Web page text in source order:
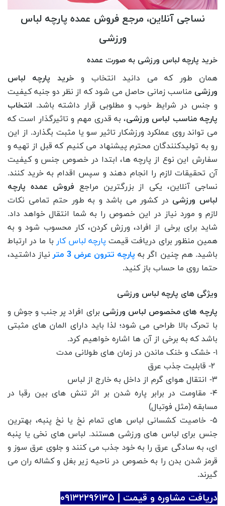
نساجی آنلاین، مرجع فروش عمده پارچه لباس
ورزشی
خرید پارچه لباس ورزشی به صورت عمده
همان طور که می دانید انتخاب و خرید پارچه لباس
ورزشی مناسب زمانی حاصل می شود که از نظر دو جنبه کیفیت
و جنس در شرایط خوب و مطلوبی قرار داشته باشد. انتخاب
پارچه مناسب لباس ورزشی، به قدری مهم و تاثیرگذار است که
می تواند روی عملکرد ورزشکار تاثیر سو یا مثبت بگذارد. از این
رو به تولیدکنندگان محترم پیشنهاد می کنیم که قبل از تهیه و
سفارش این نوع از پارچه ها، ابتدا در خصوص جنس و کیفیت
آن تحقیقات لازم را انجام دهند و سپس اقدام به خرید کنند.
نساجی آنلاین، یکی از بزرگترین مراجع فروش عمده پارچه
لباس ورزشی در کشور می باشد و به طور حتم تمامی نکات
لازم و مورد نیاز در این خصوص را به شما انتقال خواهد داد.
شاید برای برخی از افراد، ورزش کردن، کار محسوب شود و به
همین منظور برای دریافت قیمت پارچه لباس کار با ما در ارتباط
باشید. هم چنین اگر به پارچه تترون عرض 3 متر
نیاز داشتید،
حتما روی ما حساب باز کنید.
ویژگی های پارچه لباس ورزشی
پارچه های مخصوص لباس ورزشی برای افراد پر جنب و جوش و
با تحرک بالا طراحی می شود؛ لذا باید دارای المان های مثبتی
باشد که به برخی از آن ها اشاره خواهیم کرد.
۱- خشک و خنک ماندن در زمان های طولانی مدت
۳- انتقال هوای گرم از داخل به خارج از لباس
۴- مقاومت در برابر پاره شدن بر اثر تنش های بین رقبا در
مسابقه (مثل فوتبال)
۵- خاصیت کشسانی لباس های تمام نخ یا نخ پنبه، بهترین
جنس برای لباس های ورزشی هستند. لباس های نخی یا پنبه
ای، به سادگی عرق را به خود جذب می کنند و جلوی عرق سوز و
قرمز شدن بدن را به خصوص در ناحیه زیر بغل و کشاله ران می
گیرند.
دریافت مشاوره و قیمت | ۰۹۱۳۲۲۹۶۱۳۵